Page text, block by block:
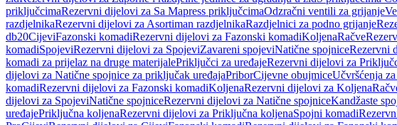
priključcimaRezervni dijelovi za Sa Mapress priključcimaOdzračni ventili za grijanje
razdjelnikaRezervni dijelovi za Asortiman razdjelnikaRazdjelnici za podno grijanje
db20CijeviFazonski komadiRezervni dijelovi za Fazonski komadiKoljenaRačve
komadiSpojeviRezervni dijelovi za SpojeviZavareni spojeviNatične spojniceRezervni
komadi za prijelaz na druge materijalePriključci za uređajeRezervni dijelovi za
dijelovi za Natične spojnice za priključak uređajaPriborCijevne obujmiceUčvršćenja
komadiRezervni dijelovi za Fazonski komadiKoljenaRezervni dijelovi za Koljena
dijelovi za SpojeviNatične spojniceRezervni dijelovi za Natične spojniceKandžaste
uređajePriključna koljenaRezervni dijelovi za Priključna koljenaSpojni komadi